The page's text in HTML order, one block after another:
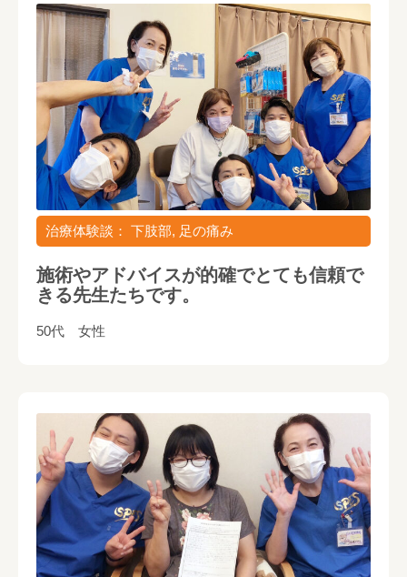
治療体験談： 下肢部, 足の痛み
施術やアドバイスが的確でとても信頼で
きる先生たちです。
50代 女性